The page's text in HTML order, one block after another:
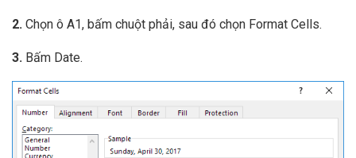
2. Chọn ô A1, bấm chuột phải, sau đó chọn Format Cells.
3. Bấm Date.